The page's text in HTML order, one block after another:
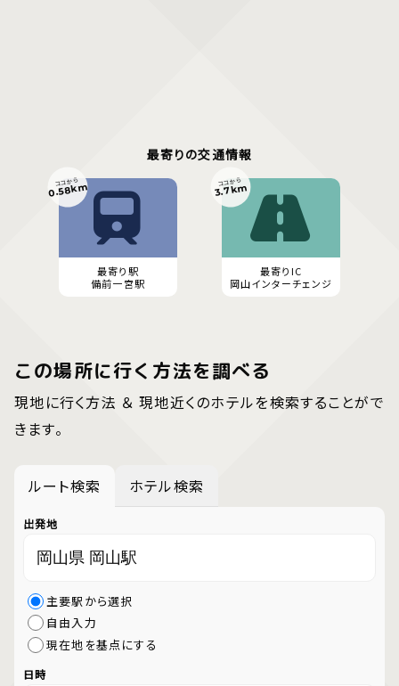
最寄りの交通情報
最寄り駅
備前一宮駅
ココから
0.58km
最寄りIC
岡山インターチェンジ
ココから
3.7km
この場所に行く方法を調べる
現地に行く方法 ＆ 現地近くのホテルを検索することがで
きます。
ルート検索 ホテル検索
出発地
主要駅から選択
自由入力
現在地を基点にする
日時